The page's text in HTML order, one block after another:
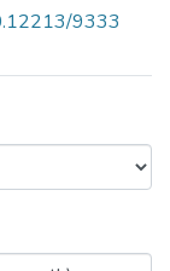
9333